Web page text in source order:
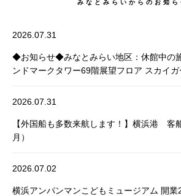
みなとみらいからのお知ら
2026.07.31
◆お知らせ◆みなとみらい地区：休館中の
ンドマークタワー69階展望フロア スカイガ
2026.07.31
【外国船も多数来航します！】横浜港 客
月）
2026.07.02
横浜アンパンマンこどもミュージアム 開